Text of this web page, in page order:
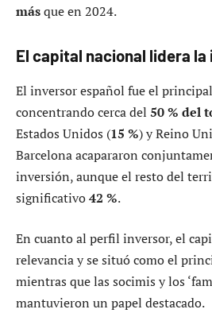
másque en 2024.
El capital nacional lidera la
El inversor español fue el
concentrando cerca del 50 % del
Estados Unidos (15 %) y Reino
Barcelona acapararon
inversión, aunque el resto del
significativo42 %.
En cuanto al perfil inversor, el
relevancia y se situó como el
mientras que las socimis y los
mantuvieron un papel destacado.